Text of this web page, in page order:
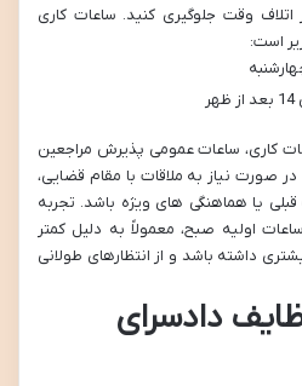
وقت جلوگیری کنید. ساعات کاری
کاری، ساعات عمومی پذیرش مراجعین
صورت نیاز به ملاقات با مقام قضایی،
یا هماهنگی های ویژه باشد. تجربه
اولیه صبح، معمولاً به دلیل کمتر
داشته باشد و از انتظارهای طولانی
دادسرای